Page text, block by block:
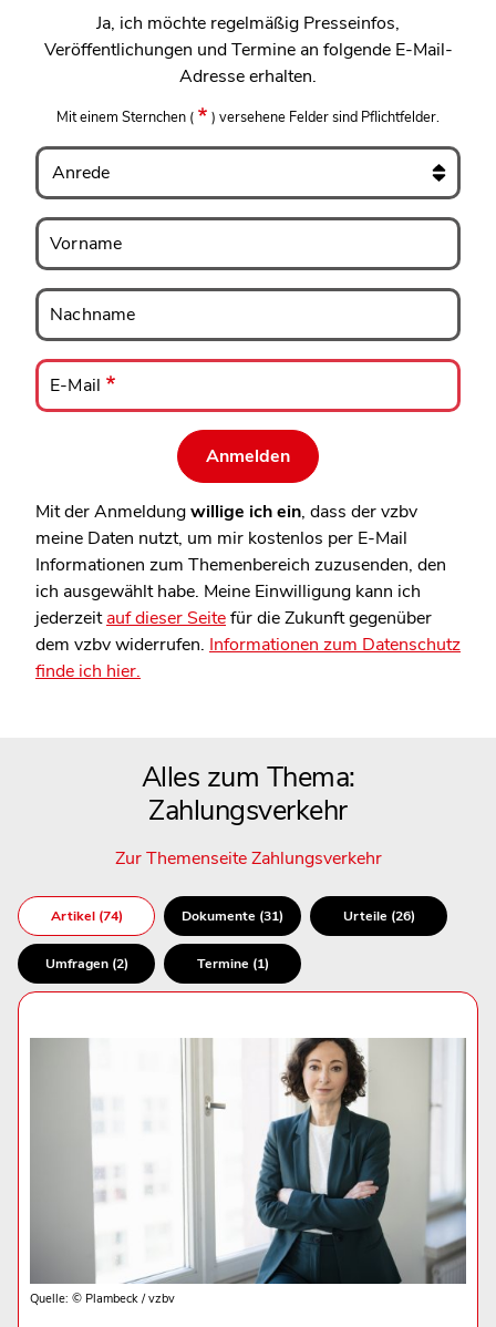
Ja, ich möchte regelmäßig Presseinfos,
Veröffentlichungen und Termine an folgende E-Mail-
Adresse erhalten.
Mit einem Sternchen ( ) versehene Felder sind Pflichtfelder.
Anrede
Vorname
Vorname
Nachname
Nachname
E-
Mail
E-Mail
Mit der Anmeldungwillige ich ein, dass der vzbv
meine Daten nutzt, um mir kostenlos per E-Mail
Informationen zum Themenbereich zuzusenden, den
ich ausgewählt habe. Meine Einwilligung kann ich
jederzeitauf dieser Seitefür die Zukunft gegenüber
dem vzbv widerrufen. Informationen zum Datenschutz
finde ich hier.
Alles zum Thema:
Zahlungsverkehr
Zur Themenseite Zahlungsverkehr
Artikel (74) Dokumente (31) Urteile (26)
Umfragen (2) Termine (1)
Quelle: © Plambeck / vzbv